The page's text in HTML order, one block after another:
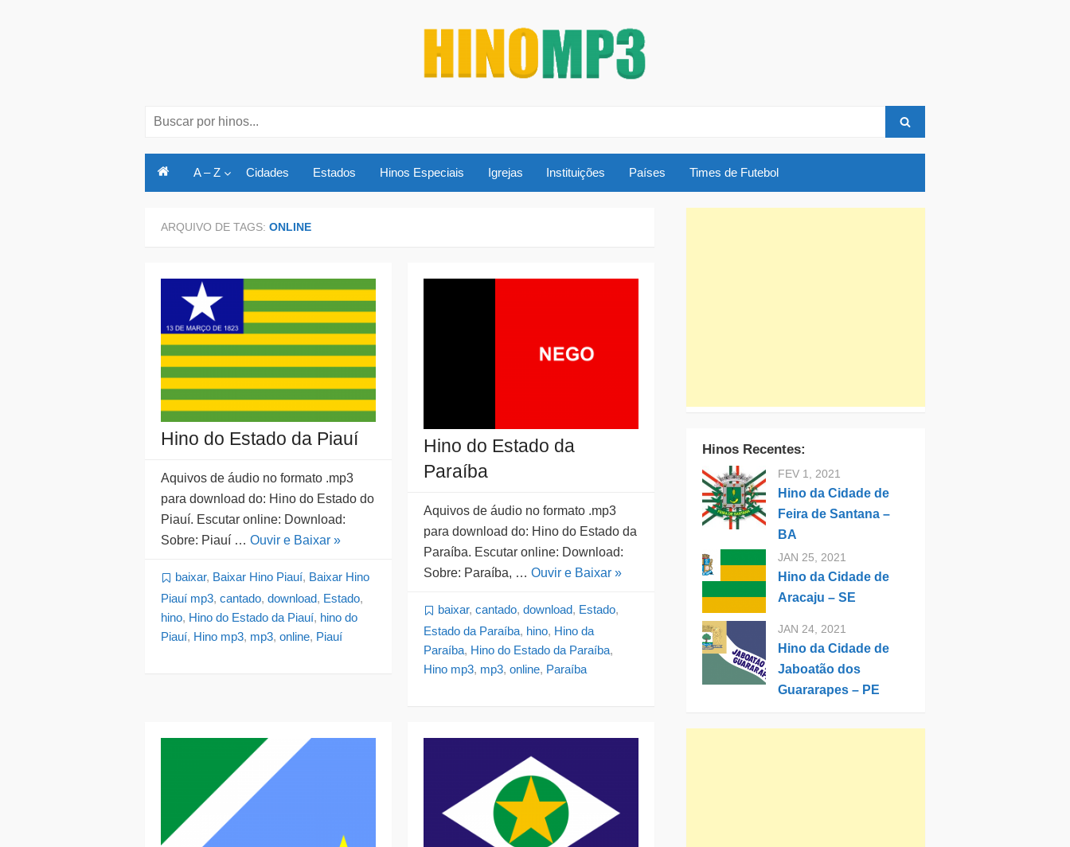
Search
search
A – Z Cidades Estados Hinos Especiais Igrejas Instituições Países Times de Futebol
ARQUIVO DE TAGS: ONLINE
Hino do Estado da Piauí
Aquivos de áudio no formato .mp3
para download do: Hino do Estado do
Piauí. Escutar online: Download:
Sobre: Piauí … Ouvir e Baixar »
baixar, Baixar Hino Piauí, Baixar Hino
Piauí mp3, cantado, download, Estado,
hino, Hino do Estado da Piauí, hino do
Piauí, Hino mp3, mp3, online, Piauí
Hino do Estado da
Paraíba
Aquivos de áudio no formato .mp3
para download do: Hino do Estado da
Paraíba. Escutar online: Download:
Sobre: Paraíba, … Ouvir e Baixar »
baixar, cantado, download, Estado,
Estado da Paraíba, hino, Hino da
Paraíba, Hino do Estado da Paraíba,
Hino mp3, mp3, online, Paraíba
Hinos Recentes:
FEV 1, 2021
Hino da Cidade de
Feira de Santana –
BA
JAN 25, 2021
Hino da Cidade de
Aracaju – SE
JAN 24, 2021
Hino da Cidade de
Jaboatão dos
Guararapes – PE